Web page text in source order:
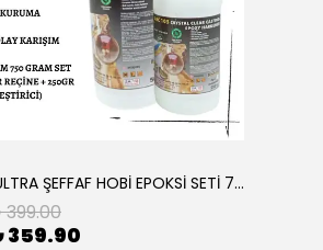
ARC105 ULTRA ŞEFFAF HOBİ EPOKSİ SETİ 750 GRAM
359.90